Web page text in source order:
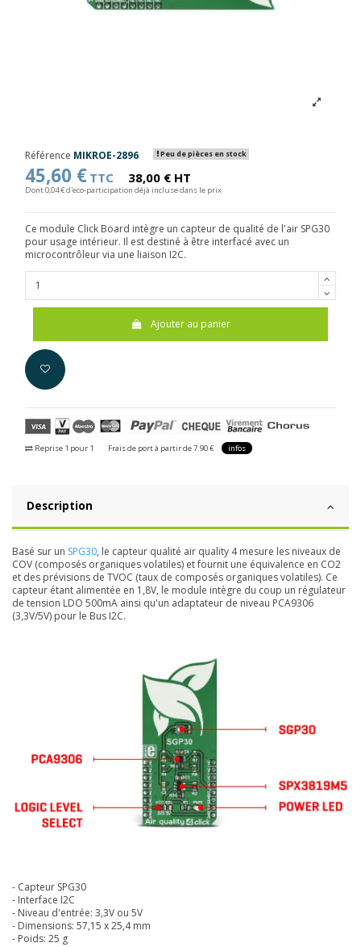
Référence MIKROE-2896 Peu de pièces en stock
45,60 € TTC 38,00 € HT
Dont 0,04 € d'eco-participation déjà incluse dans le prix
Ce module Click Board intègre un capteur de qualité de l'air SPG30
pour usage intérieur. Il est destiné à être interfacé avec un
microcontrôleur via une liaison I2C.
Ajouter au panier
Reprise 1 pour 1 Frais de port à partir de 7.90 € infos
Description
Basé sur un SPG30, le capteur qualité air quality 4 mesure les niveaux de
COV (composés organiques volatiles) et fournit une équivalence en CO2
et des prévisions de TVOC (taux de composés organiques volatiles). Ce
capteur étant alimentée en 1,8V, le module intègre du coup un régulateur
de tension LDO 500mA ainsi qu'un adaptateur de niveau PCA9306
(3,3V/5V) pour le Bus I2C.
- Capteur SPG30
- Interface I2C
- Niveau d'entrée: 3,3V ou 5V
- Dimensions: 57,15 x 25,4 mm
- Poids: 25 g